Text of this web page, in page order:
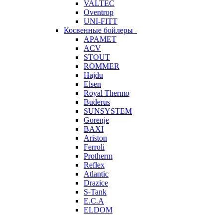
VALTEC
Oventrop
UNI-FITT
Косвенные бойлеры
APAMET
ACV
STOUT
ROMMER
Hajdu
Elsen
Royal Thermo
Buderus
SUNSYSTEM
Gorenje
BAXI
Ariston
Ferroli
Protherm
Reflex
Atlantic
Drazice
S-Tank
E.C.A
ELDOM